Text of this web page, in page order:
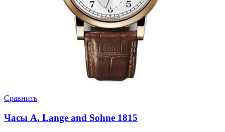
Сравнить
Часы A. Lange and Sohne 1815